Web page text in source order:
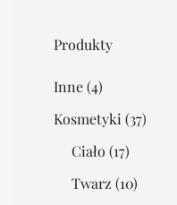
Produkty
Inne(4)
Kosmetyki (37)
Ciało (17)
Twarz (10)